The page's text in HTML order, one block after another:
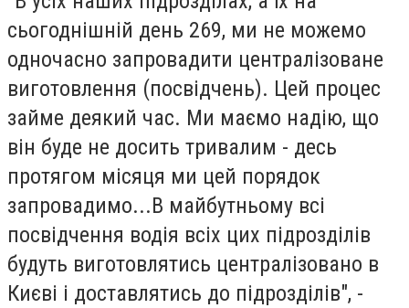
сьогоднішній день 269, ми не можемо
одночасно запровадити централізоване
виготовлення (посвідчень). Цей процес
займе деякий час. Ми маємо надію, що
він буде не досить тривалим - десь
протягом місяця ми цей порядок
запровадимо...В майбутньому всі
посвідчення водія всіх цих підрозділів
будуть виготовлятись централізовано в
Києві і доставлятись до підрозділів", -